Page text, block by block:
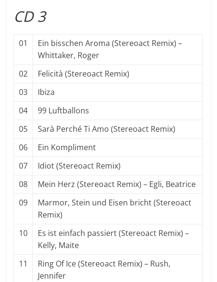
CD 3
01
Ein bisschen Aroma (Stereoact Remix) –
Whittaker, Roger
02
Felicità (Stereoact Remix)
03
Ibiza
04
99 Luftballons
05
Sarà Perché Ti Amo (Stereoact Remix)
06
Ein Kompliment
07
Idiot (Stereoact Remix)
08
Mein Herz (Stereoact Remix) – Egli, Beatrice
09
Marmor, Stein und Eisen bricht (Stereoact
Remix)
10
Es ist einfach passiert (Stereoact Remix) –
Kelly, Maite
11
Ring Of Ice (Stereoact Remix) – Rush,
Jennifer